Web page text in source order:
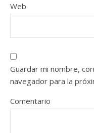
Web
Guardar mi nombre,
navegador para la
Comentario